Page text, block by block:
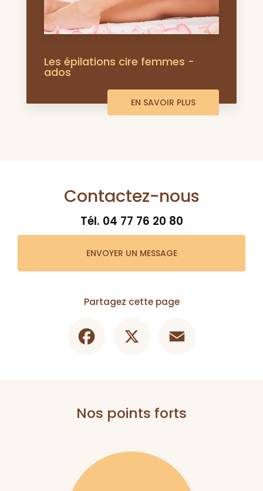
Les épilations cire femmes -
ados
EN SAVOIR PLUS
Contactez-nous
Tél. 04 77 76 20 80
ENVOYER UN MESSAGE
Partagez cette page
Nos points forts